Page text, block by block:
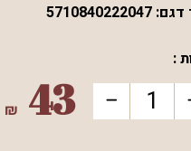
דגם: 5710840222047
:
43
₪